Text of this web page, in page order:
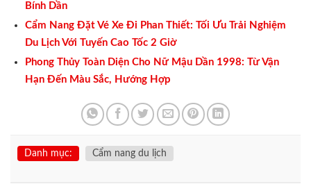
Bính Dần
Cẩm Nang Đặt Vé Xe Đi Phan Thiết: Tối Ưu Trải Nghiệm
Du Lịch Với Tuyến Cao Tốc 2 Giờ
Phong Thủy Toàn Diện Cho Nữ Mậu Dần 1998: Từ Vận
Hạn Đến Màu Sắc, Hướng Hợp
Danh mục: Cẩm nang du lịch